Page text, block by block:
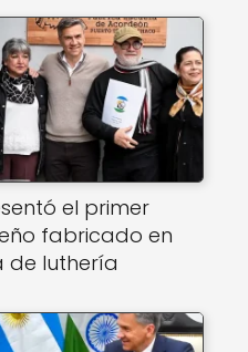
el primer
fabricado en
de luthería